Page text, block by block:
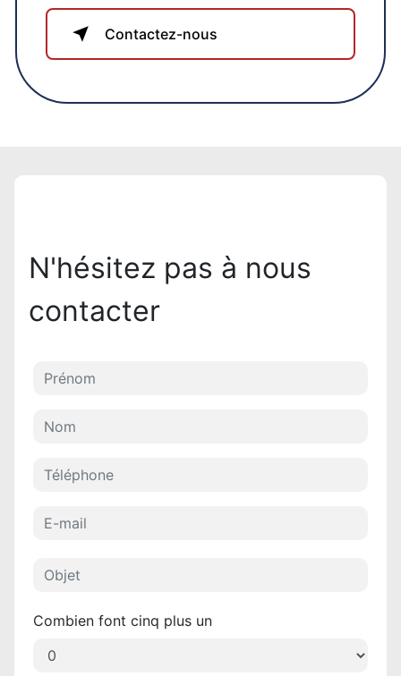
Contactez-nous
N'hésitez pas à nous
contacter
Combien font cinq plus un